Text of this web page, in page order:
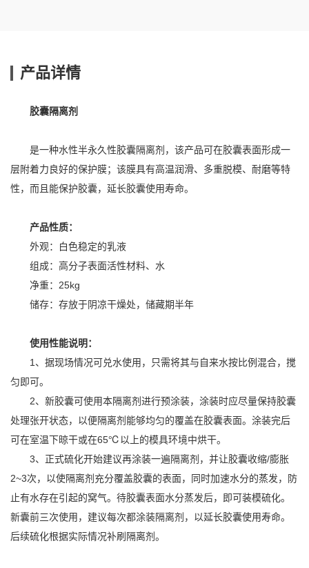
产品详情
胶囊隔离剂
是一种水性半永久性胶囊隔离剂，该产品可在胶囊表面形成一
层附着力良好的保护膜；该膜具有高温润滑、多重脱模、耐磨等特
性，而且能保护胶囊，延长胶囊使用寿命。
产品性质：
外观：白色稳定的乳液
组成：高分子表面活性材料、水
净重：25kg
储存：存放于阴凉干燥处，储藏期半年
使用性能说明：
1、据现场情况可兑水使用，只需将其与自来水按比例混合，搅
匀即可。
2、新胶囊可使用本隔离剂进行预涂装，涂装时应尽量保持胶囊
处理张开状态，以便隔离剂能够均匀的覆盖在胶囊表面。涂装完后
可在室温下晾干或在65℃以上的模具环境中烘干。
3、正式硫化开始建议再涂装一遍隔离剂，并让胶囊收缩/膨胀
2~3次，以使隔离剂充分覆盖胶囊的表面，同时加速水分的蒸发，防
止有水存在引起的窝气。待胶囊表面水分蒸发后，即可装模硫化。
新囊前三次使用，建议每次都涂装隔离剂，以延长胶囊使用寿命。
后续硫化根据实际情况补刷隔离剂。